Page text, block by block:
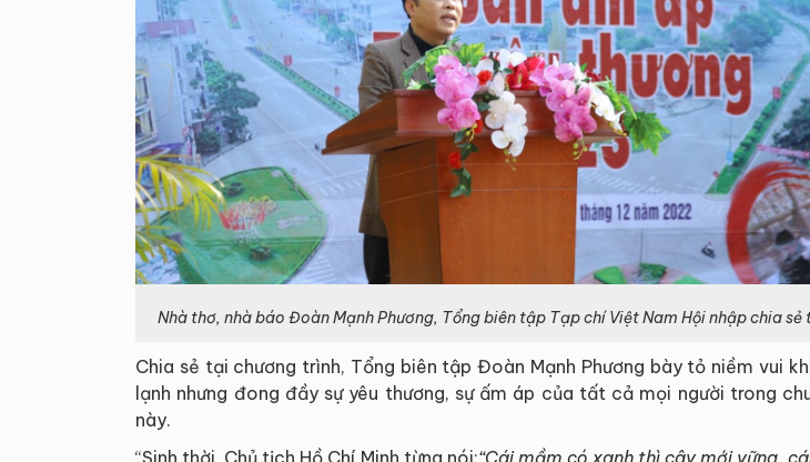
Nhà thơ, nhà báo Đoàn Mạnh Phương, Tổng biên tập Tạp chí Việt Nam Hội nhập chia sẻ
Chia sẻ tại chương trình, Tổng biên tập Đoàn Mạnh Phương bày tỏ niềm vui
lạnh nhưng đong đầy sự yêu thương, sự ấm áp của tất cả mọi người trong
này.